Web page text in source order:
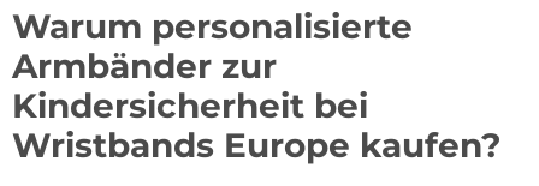
Warum personalisierte
Armbänder zur
Kindersicherheit bei
Wristbands Europe kaufen?